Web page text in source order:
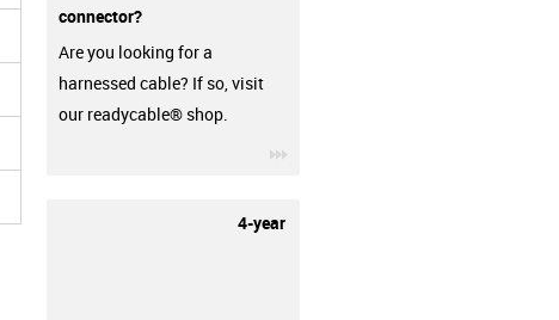
connector?
Are you looking for a
harnessed cable? If so, visit
our readycable® shop.
4-year